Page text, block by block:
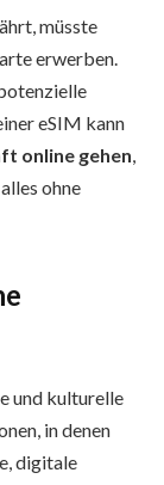
müsste
erwerben.
eSIM kann
online gehen
ohne
und kulturelle
in denen
digitale